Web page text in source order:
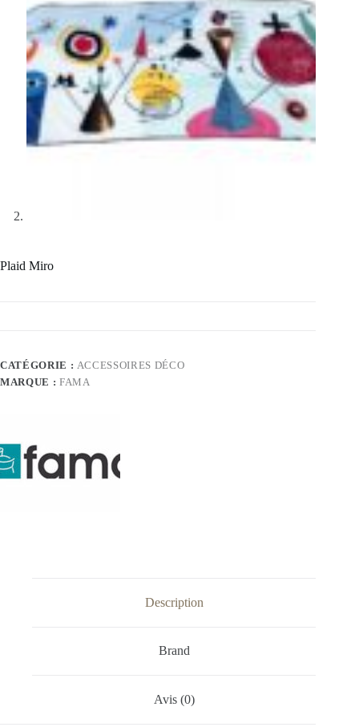
Plaid Miro
CATÉGORIE : ACCESSOIRES DÉCO
MARQUE : FAMA
Description
Brand
Avis (0)